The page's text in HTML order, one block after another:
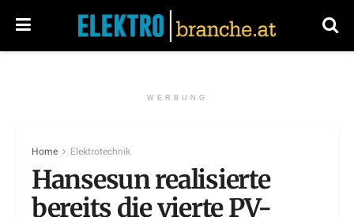
WERBUNG
Home Elektrotechnik
Hansesun realisierte
bereits die vierte PV-